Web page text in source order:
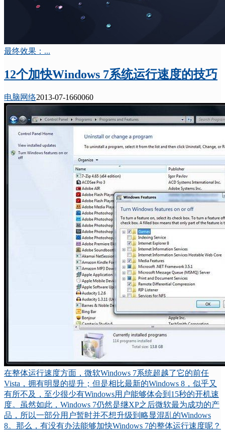
最终效果：...
12个加快Windows 7系统运行速度的技巧
电脑网络2013-07-1660060
在整体运行速度方面，微软Windows 7系统超越了它的前任
Vista，拥有明显的提升；但是相比最新的Windows 8，似乎又
有所不及，至少很少有Windows用户能够体会到15秒的开机速
度。虽然如此，Windows 7仍然是继XP之后微软最为成功的产
品，所以一部分用户暂时并不想升级到略显混乱的Windows
8。那么，有没有办法能够加快Windows 7的整体运行速度呢？